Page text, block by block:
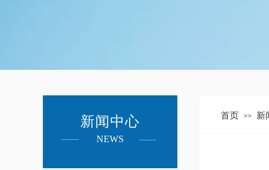
新闻中心
NEWS
首页 >> 新